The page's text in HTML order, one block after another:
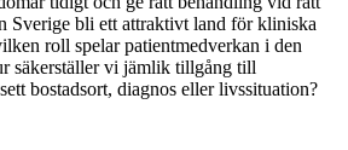
Sverige bli ett attraktivt land för kliniska
roll spelar patientmedverkan i den
säkerställer vi jämlik tillgång till
bostadsort, diagnos eller livssituation?